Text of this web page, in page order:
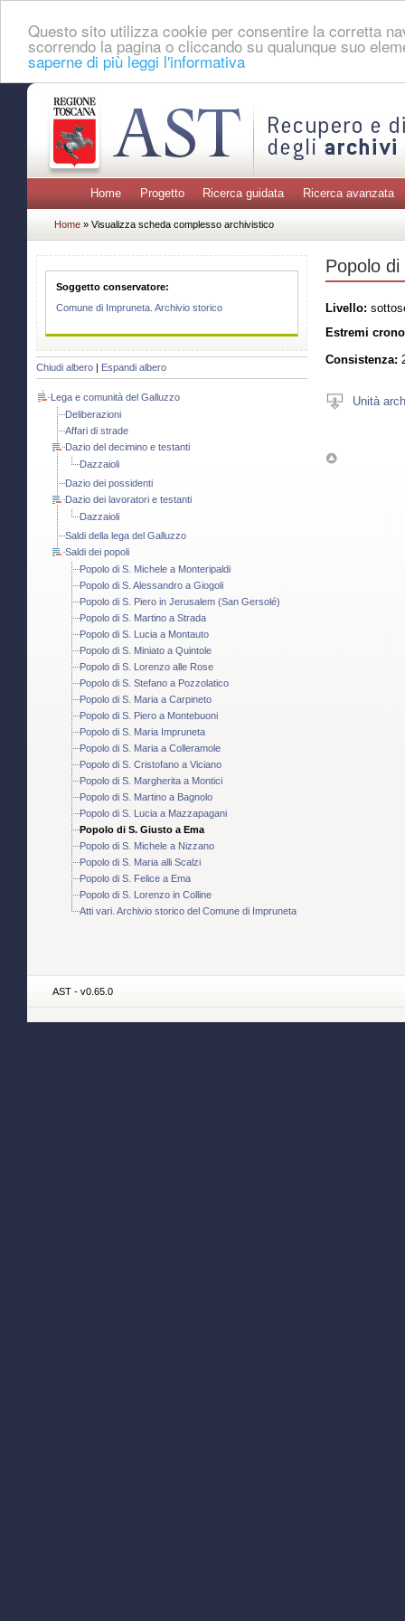
Questo sito utilizza cookie per consentire la corretta
scorrendo la pagina o cliccando su qualunque suo
saperne di più leggi l'informativa
Home Progetto Ricerca guidata Ricerca avanzata
Home » Visualizza scheda complesso archivistico
Soggetto conservatore:
Comune di Impruneta. Archivio storico
Chiudi albero Espandi albero
Lega e comunità del Galluzzo
Deliberazioni
Affari di strade
Dazio del decimino e testanti
Dazzaioli
Dazio dei possidenti
Dazio dei lavoratori e testanti
Dazzaioli
Saldi della lega del Galluzzo
Saldi dei popoli
Popolo di S. Michele a Monteripaldi
Popolo di S. Alessandro a Giogoli
Popolo di S. Piero in Jerusalem (San Gersolé)
Popolo di S. Martino a Strada
Popolo di S. Lucia a Montauto
Popolo di S. Miniato a Quintole
Popolo di S. Lorenzo alle Rose
Popolo di S. Stefano a Pozzolatico
Popolo di S. Maria a Carpineto
Popolo di S. Piero a Montebuoni
Popolo di S. Maria Impruneta
Popolo di S. Maria a Colleramole
Popolo di S. Cristofano a Viciano
Popolo di S. Margherita a Montici
Popolo di S. Martino a Bagnolo
Popolo di S. Lucia a Mazzapagani
Popolo di S. Giusto a Ema
Popolo di S. Michele a Nizzano
Popolo di S. Maria alli Scalzi
Popolo di S. Felice a Ema
Popolo di S. Lorenzo in Colline
Atti vari. Archivio storico del Comune di Impruneta
Popolo
Livello:
Estremi
Consistenza:
Unità
AST - v0.65.0